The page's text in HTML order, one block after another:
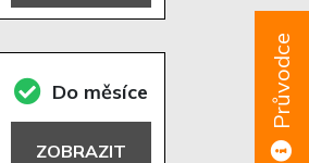
Do měsíce
ZOBRAZIT
Průvodce